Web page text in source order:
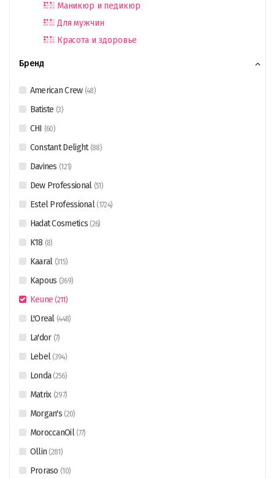
Маникюр и педикюр
Для мужчин
Красота и здоровье
Бренд
American Crew (48)
Batiste (3)
CHI (60)
Constant Delight (88)
Davines (121)
Dew Professional (51 )
Estel Professional (1724)
Hadat Cosmetics (26)
K18 (8)
Kaaral (315)
Kapous (369)
Keune(211 )
L'Oreal (448)
La'dor (7)
Lebel (394)
Londa (256)
Matrix (297)
Morgan's (20)
MoroccanOil (77)
Ollin (281 )
Proraso (10)